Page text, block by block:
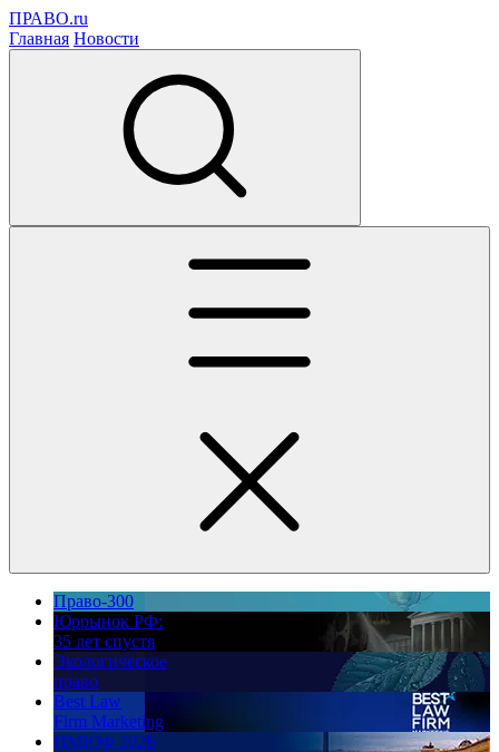
ПРАВО.ru
Главная Новости
Право-300
Юррынок РФ:
35 лет спустя
Экологическое
право
Best Law
Firm Marketing
ПМЮФ 2026